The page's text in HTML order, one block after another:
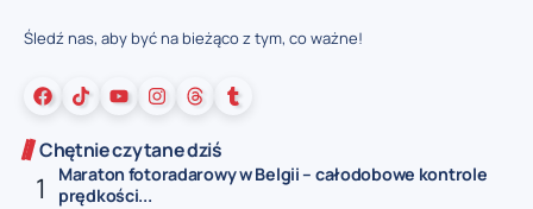
Śledź nas, aby być na bieżąco z tym, co ważne!
Chętnie czytane dziś
Maraton fotoradarowy w Belgii – całodobowe kontrole
prędkości...